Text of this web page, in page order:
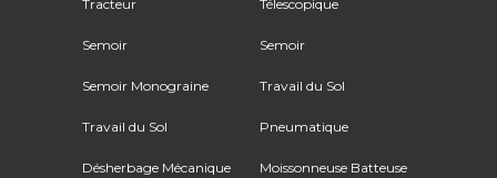
Tracteur
Semoir
Semoir Monograine
Travail du Sol
Désherbage Mécanique
Télescopique
Semoir
Travail du Sol
Pneumatique
Moissonneuse Batteuse